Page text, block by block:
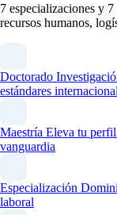
7 especializaciones y 7
recursos humanos,
Doctorado
estándares
Maestría Eleva tu
vanguardia
Especialización
laboral